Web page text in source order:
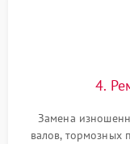
4.
Замена
валов, тормозных